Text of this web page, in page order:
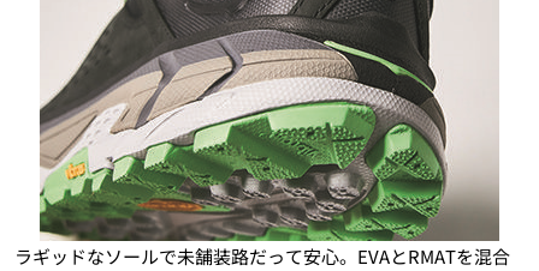
ラギッドなソールで未舗装路だって安心。EVAとRMATを混合